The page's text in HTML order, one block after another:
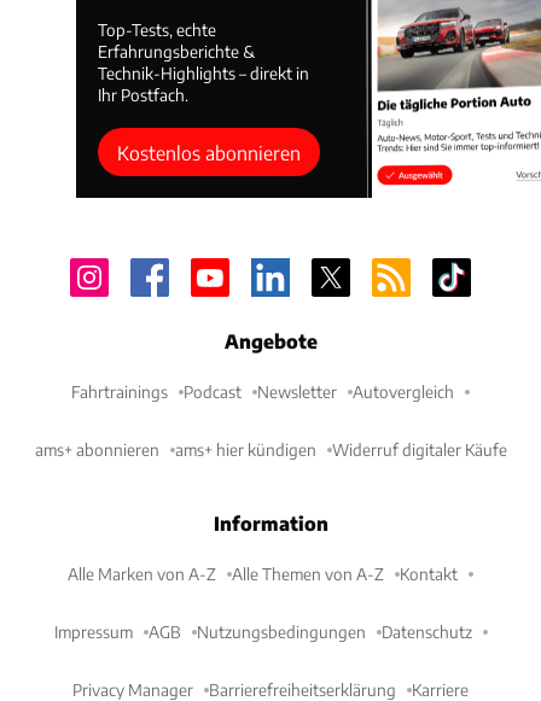
Top-Tests, echte
Erfahrungsberichte &
Technik-Highlights – direkt in
Ihr Postfach.
Kostenlos abonnieren
Angebote
Fahrtrainings Podcast Newsletter Autovergleich
ams+ abonnieren ams+ hier kündigen Widerruf digitaler Käufe
Information
Alle Marken von A-Z Alle Themen von A-Z Kontakt
Impressum AGB Nutzungsbedingungen Datenschutz
Privacy Manager Barrierefreiheitserklärung Karriere